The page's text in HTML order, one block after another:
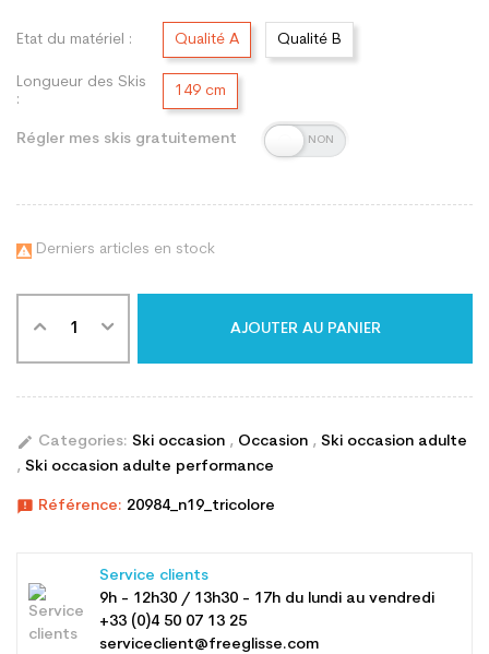
Etat du matériel : Qualité A Qualité B
Longueur des Skis
:
149 cm
Régler mes skis gratuitement
 Derniers articles en stock
AJOUTER AU PANIER
edit Categories: Ski occasion , Occasion , Ski occasion adulte
, Ski occasion adulte performance
announcement Référence: 20984_n19_tricolore
Service clients
9h - 12h30 / 13h30 - 17h du lundi au vendredi
+33 (0)4 50 07 13 25
serviceclient@freeglisse.com